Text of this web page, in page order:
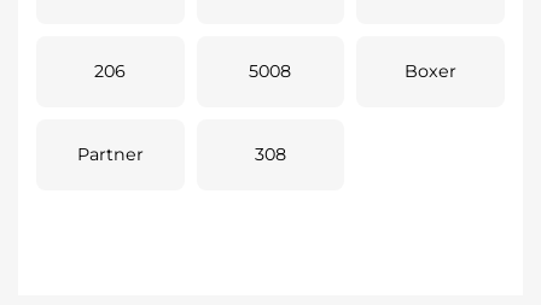
206 5008 Boxer
Partner 308